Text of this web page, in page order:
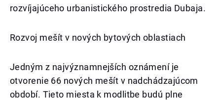
rozvíjajúceho urbanistického prostredia Dubaja.
Rozvoj mešít v nových bytových oblastiach
Jedným z najvýznamnejších oznámení je
otvorenie 66 nových mešít v nadchádzajúcom
období. Tieto miesta k modlitbe budú plne